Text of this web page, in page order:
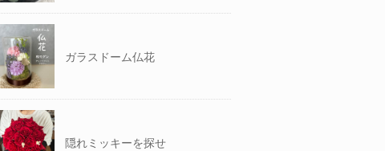
ガラスドーム仏花
隠れミッキーを探せ